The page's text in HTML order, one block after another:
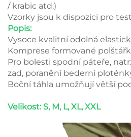
/ krabic atd.)
Vzorky jsou k dispozici pro
Popis:
Vysoce kvalitní odolná
Komprese formované
Pro bolesti spodní páteře,
zad, poranění bederní
Boční táhla umožňují větší
Velikost: S, M, L, XL, XXL